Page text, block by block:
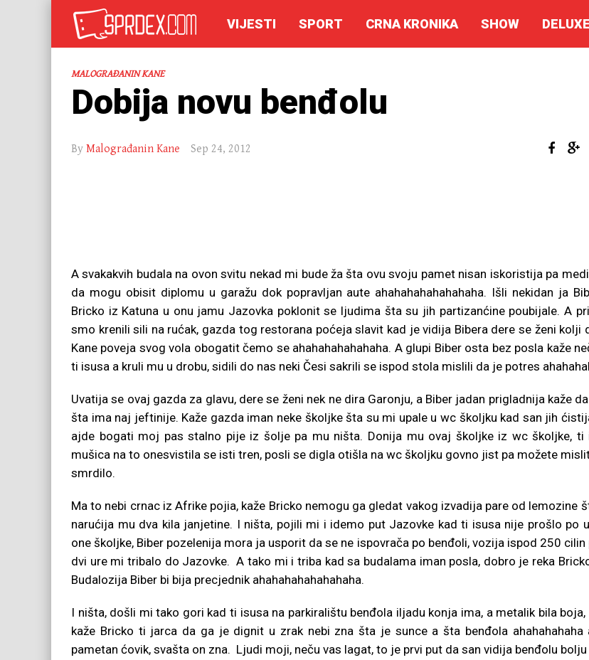
VIJESTI SPORT CRNA KRONIKA SHOW DELUXE
MALOGRAĐANIN KANE
Dobija novu benđolu
By Malograđanin Kane Sep 24, 2012
A svakakvih budala na ovon svitu nekad mi bude ža šta ovu svoju pamet nisan iskoristija pa
da mogu obisit diplomu u garažu dok popravljan aute ahahahahahahahaha. Išli nekidan ja
Bricko iz Katuna u onu jamu Jazovka poklonit se ljudima šta su jih partizanćine poubijale. A
smo krenili sili na rućak, gazda tog restorana poćeja slavit kad je vidija Bibera dere se ženi kolji
Kane poveja svog vola obogatit čemo se ahahahahahahaha. A glupi Biber osta bez posla kaže
ti isusa a kruli mu u drobu, sidili do nas neki Česi sakrili se ispod stola mislili da je potres
Uvatija se ovaj gazda za glavu, dere se ženi nek ne dira Garonju, a Biber jadan prigladnija kaže
šta ima naj jeftinije. Kaže gazda iman neke školjke šta su mi upale u wc školjku kad san jih
ajde bogati moj pas stalno pije iz šolje pa mu ništa. Donija mu ovaj školjke iz wc školjke, ti
mušica na to onesvistila se isti tren, posli se digla otišla na wc školjku govno jist pa možete
smrdilo.
Ma to nebi crnac iz Afrike pojia, kaže Bricko nemogu ga gledat vakog izvadija pare od lemozine
narućija mu dva kila janjetine. I ništa, pojili mi i idemo put Jazovke kad ti isusa nije prošlo po
one školjke, Biber pozelenija mora ja usporit da se ne ispovrača po benđoli, vozija ispod 250 cilin
dvi ure mi tribalo do Jazovke. A tako mi i triba kad sa budalama iman posla, dobro je reka
Budalozija Biber bi bija precjednik ahahahahahahahaha.
I ništa, došli mi tako gori kad ti isusa na parkiralištu benđola iljadu konja ima, a metalik bila
kaže Bricko ti jarca da ga je dignit u zrak nebi zna šta je sunce a šta benđola ahahahahaha
pametan ćovik, svašta on zna. Ljudi moji, neču vas lagat, to je prvi put da san vidija benđolu